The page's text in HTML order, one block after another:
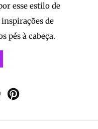
esse estilo de
de
pés à cabeça.